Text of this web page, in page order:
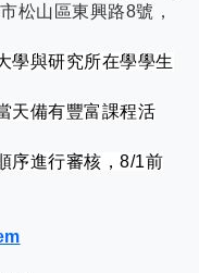
松山區東興路8號，
學與研究所在學學生
天備有豐富課程活
序進行審核，8/1前